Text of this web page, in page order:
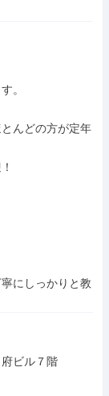
。
んどの方が定年
にしっかりと教
ビル７階